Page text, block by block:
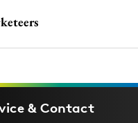
& Contact